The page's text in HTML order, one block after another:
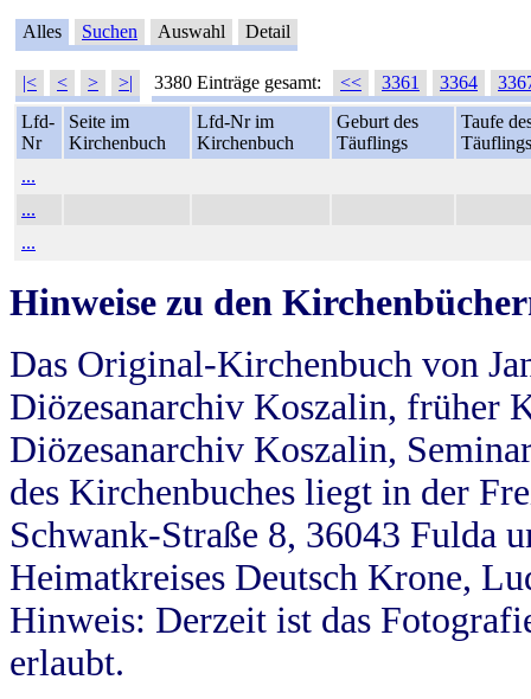
Alles Suchen Auswahl Detail
|< < > >| 3380 Einträge gesamt: << 3361 3364
Lfd-
Nr
Seite im
Kirchenbuch
Lfd-Nr im
Kirchenbuch
Geburt des
Täuflings
Taufe
Täuflings
...
...
...
Hinweise zu den
Das Original-Kirchenbuch von
Diözesanarchiv Koszalin, früher
Diözesanarchiv Koszalin,
des Kirchenbuches liegt in der
Schwank-Straße 8, 36043 Fulda
Heimatkreises Deutsch Krone,
Hinweis: Derzeit ist das
erlaubt.